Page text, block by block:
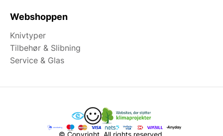
Webshoppen
Knivtyper
Tilbehør & Slibning
Service & Glas
© Copyright. All rights reserved.